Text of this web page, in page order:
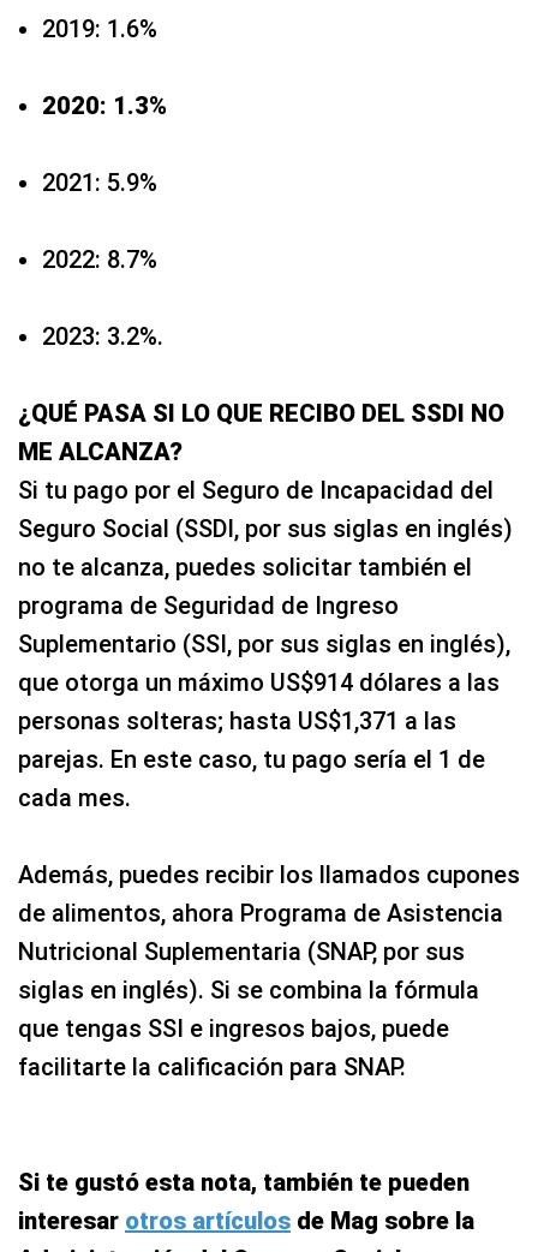
2019: 1.6%
2020: 1.3%
2021: 5.9%
2022: 8.7%
2023: 3.2%.
¿QUÉ PASA SI LO QUE RECIBO DEL SSDI NO
ME ALCANZA?
Si tu pago por el Seguro de Incapacidad del
Seguro Social (SSDI, por sus siglas en inglés)
no te alcanza, puedes solicitar también el
programa de Seguridad de Ingreso
Suplementario (SSI, por sus siglas en inglés),
que otorga un máximo US$914 dólares a las
personas solteras; hasta US$1,371 a las
parejas. En este caso, tu pago sería el 1 de
cada mes.
Además, puedes recibir los llamados cupones
de alimentos, ahora Programa de Asistencia
Nutricional Suplementaria (SNAP, por sus
siglas en inglés). Si se combina la fórmula
que tengas SSI e ingresos bajos, puede
facilitarte la calificación para SNAP.
Si te gustó esta nota, también te pueden
interesar otros artículos de Mag sobre la